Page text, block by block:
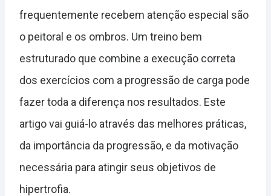
frequentemente recebem atenção especial são
o peitoral e os ombros. Um treino bem
estruturado que combine a execução correta
dos exercícios com a progressão de carga pode
fazer toda a diferença nos resultados. Este
artigo vai guiá-lo através das melhores práticas,
da importância da progressão, e da motivação
necessária para atingir seus objetivos de
hipertrofia.